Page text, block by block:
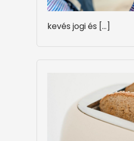
kevés jogi és […]